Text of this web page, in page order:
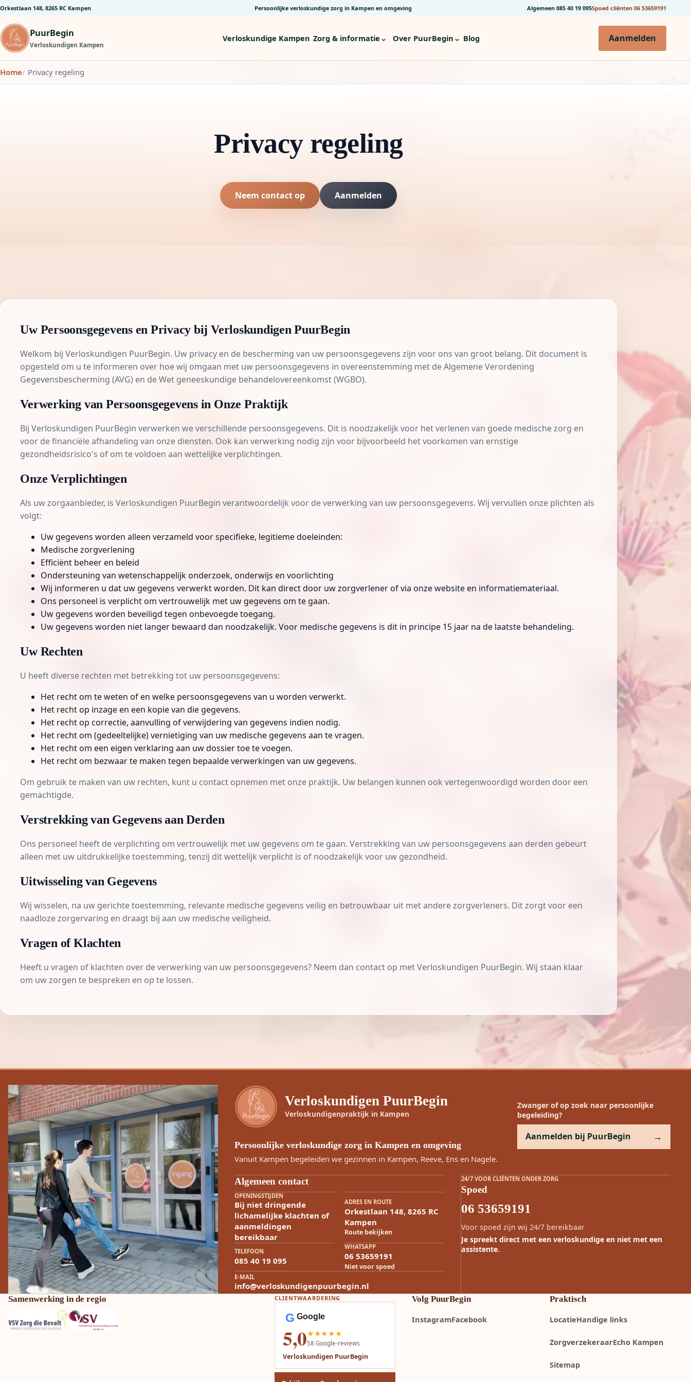
Orkestlaan 148, 8265 RC Kampen Persoonlijke verloskundige zorg in Kampen en omgeving Algemeen 085 40 19 095Spoed cliënten 06 53659191
PuurBegin
Verloskundigen Kampen
Verloskundige Kampen Zorg & informatie ⌄ Over PuurBegin ⌄ Blog Aanmelden
Home Privacy regeling
Privacy regeling
Neem contact op Aanmelden
Uw Persoonsgegevens en Privacy bij Verloskundigen PuurBegin
Welkom bij Verloskundigen PuurBegin. Uw privacy en de bescherming van uw persoonsgegevens zijn voor ons van groot belang. Dit document is
opgesteld om u te informeren over hoe wij omgaan met uw persoonsgegevens in overeenstemming met de Algemene Verordening
Gegevensbescherming (AVG) en de Wet geneeskundige behandelovereenkomst (WGBO).
Verwerking van Persoonsgegevens in Onze Praktijk
Bij Verloskundigen PuurBegin verwerken we verschillende persoonsgegevens. Dit is noodzakelijk voor het verlenen van goede medische zorg en
voor de financiële afhandeling van onze diensten. Ook kan verwerking nodig zijn voor bijvoorbeeld het voorkomen van ernstige
gezondheidsrisico's of om te voldoen aan wettelijke verplichtingen.
Onze Verplichtingen
Als uw zorgaanbieder, is Verloskundigen PuurBegin verantwoordelijk voor de verwerking van uw persoonsgegevens. Wij vervullen onze plichten als
volgt:
Uw gegevens worden alleen verzameld voor specifieke, legitieme doeleinden:
Medische zorgverlening
Efficiënt beheer en beleid
Ondersteuning van wetenschappelijk onderzoek, onderwijs en voorlichting
Wij informeren u dat uw gegevens verwerkt worden. Dit kan direct door uw zorgverlener of via onze website en informatiemateriaal.
Ons personeel is verplicht om vertrouwelijk met uw gegevens om te gaan.
Uw gegevens worden beveiligd tegen onbevoegde toegang.
Uw gegevens worden niet langer bewaard dan noodzakelijk. Voor medische gegevens is dit in principe 15 jaar na de laatste behandeling.
Uw Rechten
U heeft diverse rechten met betrekking tot uw persoonsgegevens:
Het recht om te weten of en welke persoonsgegevens van u worden verwerkt.
Het recht op inzage en een kopie van die gegevens.
Het recht op correctie, aanvulling of verwijdering van gegevens indien nodig.
Het recht om (gedeeltelijke) vernietiging van uw medische gegevens aan te vragen.
Het recht om een eigen verklaring aan uw dossier toe te voegen.
Het recht om bezwaar te maken tegen bepaalde verwerkingen van uw gegevens.
Om gebruik te maken van uw rechten, kunt u contact opnemen met onze praktijk. Uw belangen kunnen ook vertegenwoordigd worden door een
gemachtigde.
Verstrekking van Gegevens aan Derden
Ons personeel heeft de verplichting om vertrouwelijk met uw gegevens om te gaan. Verstrekking van uw persoonsgegevens aan derden gebeurt
alleen met uw uitdrukkelijke toestemming, tenzij dit wettelijk verplicht is of noodzakelijk voor uw gezondheid.
Uitwisseling van Gegevens
Wij wisselen, na uw gerichte toestemming, relevante medische gegevens veilig en betrouwbaar uit met andere zorgverleners. Dit zorgt voor een
naadloze zorgervaring en draagt bij aan uw medische veiligheid.
Vragen of Klachten
Heeft u vragen of klachten over de verwerking van uw persoonsgegevens? Neem dan contact op met Verloskundigen PuurBegin. Wij staan klaar
om uw zorgen te bespreken en op te lossen.
Verloskundigen PuurBegin
Verloskundigenpraktijk in Kampen
Persoonlijke verloskundige zorg in Kampen en omgeving
Vanuit Kampen begeleiden we gezinnen in Kampen, Reeve, Ens en Nagele.
Zwanger of op zoek naar persoonlijke
begeleiding?
Aanmelden bij PuurBegin
Algemeen contact
OPENINGSTIJDEN
Bij niet dringende
lichamelijke klachten of
aanmeldingen
bereikbaar
ADRES EN ROUTE
Orkestlaan 148, 8265 RC
Kampen
Route bekijken
TELEFOON
085 40 19 095
WHATSAPP
06 53659191
Niet voor spoed
E-MAIL
info@verloskundigenpuurbegin.nl
24/7 VOOR CLIËNTEN ONDER ZORG
Spoed
06 53659191
Voor spoed zijn wij 24/7 bereikbaar
Je spreekt direct met een verloskundige en niet met een
assistente.
Samenwerking in de regio CLIENTWAARDERING
G Google
5,0★★★★★
58 Google-reviews
Verloskundigen PuurBegin
Volg PuurBegin
InstagramFacebook
Praktisch
LocatieHandige links
ZorgverzekeraarEcho Kampen
Sitemap